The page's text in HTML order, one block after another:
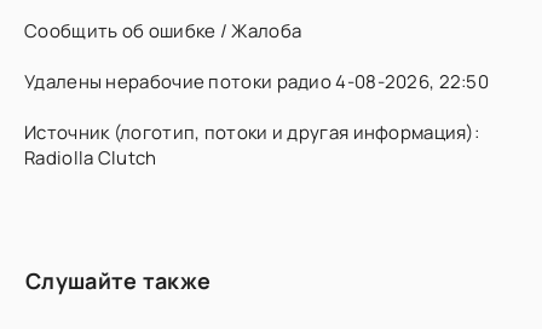
Сообщить об ошибке / Жалоба
Удалены нерабочие потоки радио 4-08-2026, 22:50
Источник (логотип, потоки и другая информация):
Radiolla Clutch
Слушайте также